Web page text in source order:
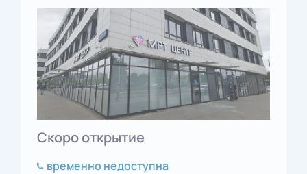
Скоро открытие
временно недоступна